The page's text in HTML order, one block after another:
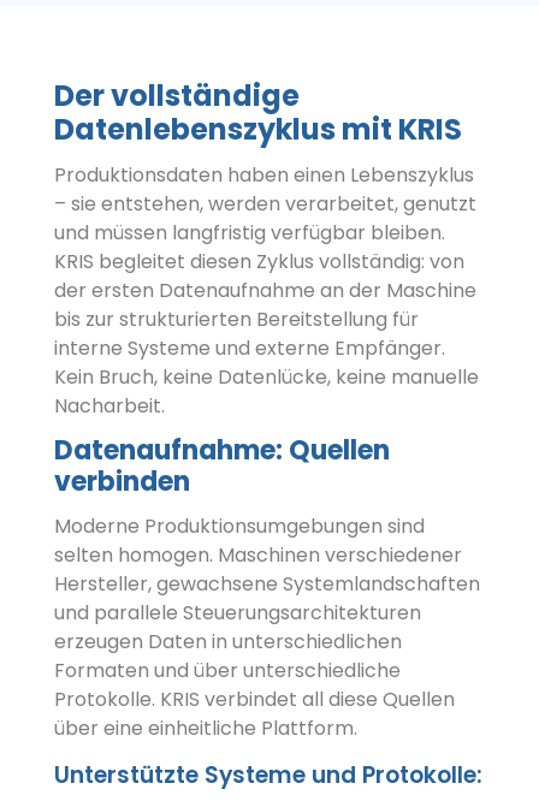
Der vollständige
Datenlebenszyklus mit KRIS
Produktionsdaten haben einen Lebenszyklus
– sie entstehen, werden verarbeitet, genutzt
und müssen langfristig verfügbar bleiben.
KRIS begleitet diesen Zyklus vollständig: von
der ersten Datenaufnahme an der Maschine
bis zur strukturierten Bereitstellung für
interne Systeme und externe Empfänger.
Kein Bruch, keine Datenlücke, keine manuelle
Nacharbeit.
Datenaufnahme: Quellen
verbinden
Moderne Produktionsumgebungen sind
selten homogen. Maschinen verschiedener
Hersteller, gewachsene Systemlandschaften
und parallele Steuerungsarchitekturen
erzeugen Daten in unterschiedlichen
Formaten und über unterschiedliche
Protokolle. KRIS verbindet all diese Quellen
über eine einheitliche Plattform.
Unterstützte Systeme und Protokolle: